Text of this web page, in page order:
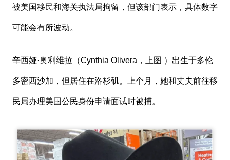
被美国移民和海关执法局拘留，但该部门表示，具体数字
可能会有所波动。
辛西娅·奥利维拉（Cynthia Olivera，上图 ）出生于多伦
多密西沙加，但居住在洛杉矶。上个月，她和丈夫前往移
民局办理美国公民身份申请面试时被捕。